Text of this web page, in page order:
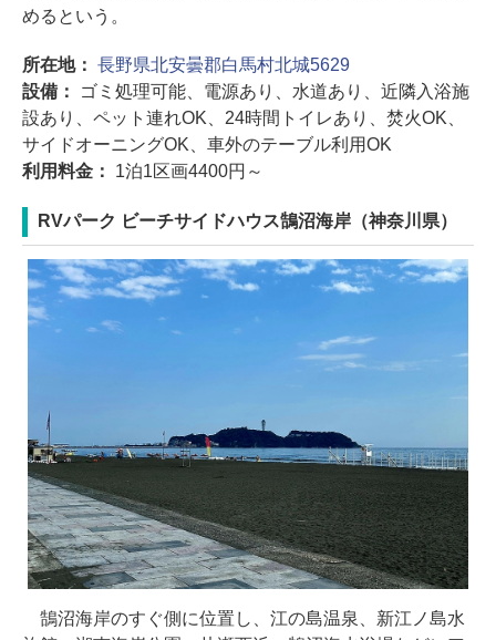
めるという。
所在地： 長野県北安曇郡白馬村北城5629
設備：
ゴミ処理可能、電源あり、水道あり、近隣入浴施
設あり、ペット連れOK、24時間トイレあり、焚火OK、
サイドオーニングOK、車外のテーブル利用OK
利用料金： 1泊1区画4400円～
RVパーク ビーチサイドハウス鵠沼海岸（神奈川県）
鵠沼海岸のすぐ側に位置し、江の島温泉、新江ノ島水